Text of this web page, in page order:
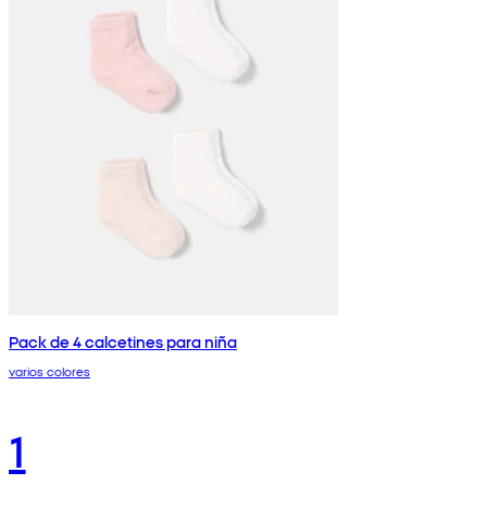
Pack de 4 calcetines para niña
varios colores
1